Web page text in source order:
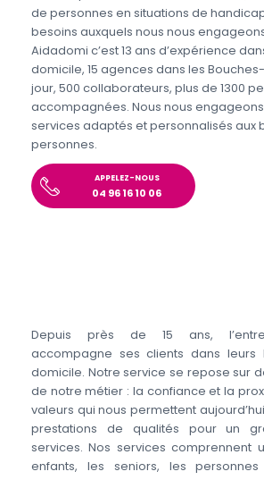
de personnes en situations de
besoins auxquels nous nous
Aidadomi c’est 13 ans d’expérience
domicile, 15 agences dans les
jour, 500 collaborateurs, plus de 1300
accompagnées. Nous nous
services adaptés et personnalisés aux
personnes.
APPELEZ-NOUS
04 96 16 10 06
Depuis près de 15 ans,
accompagne ses clients dans leurs
domicile. Notre service se repose sur
de notre métier : la confiance et la
valeurs qui nous permettent
prestations de qualités pour un
services. Nos services comprennent
enfants, les seniors, les